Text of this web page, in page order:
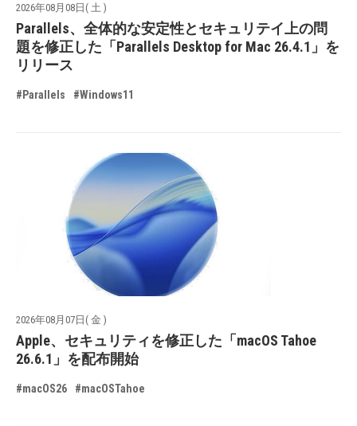
2026年08月08日( 土 )
Parallels、全体的な安定性とセキュリテイ上の問
題を修正した「Parallels Desktop for Mac 26.4.1」を
リリース
#Parallels #Windows11
2026年08月07日( 金 )
Apple、セキュリティを修正した「macOS Tahoe
26.6.1」を配布開始
#macOS26 #macOSTahoe